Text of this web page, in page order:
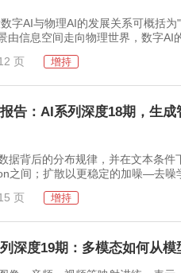
与物理AI的发展关系可概括为
由信息空间走向物理世界，数字AI
页 增持
告：AI系列深度18期，生成
背后的分布规律，并在文本条件
之间；扩散以更稳定的加噪—去噪
页 增持
深度19期：多模态如何从模